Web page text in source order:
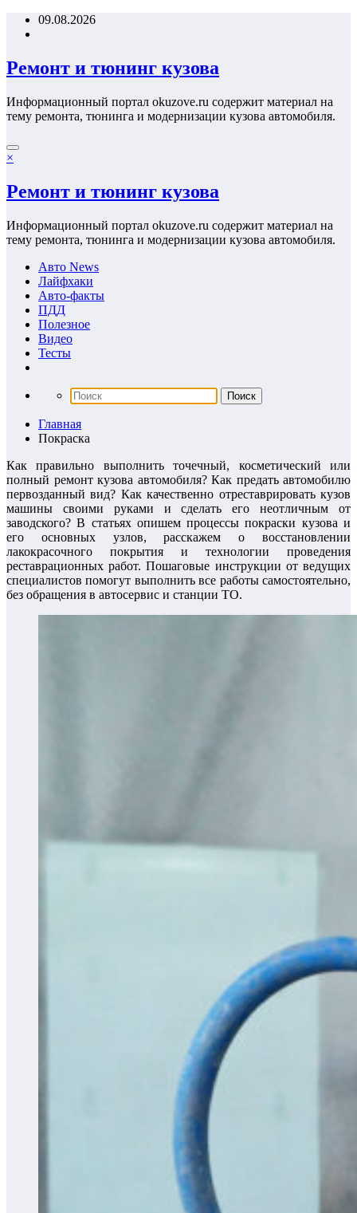
Перейти09.08.2026
Ремонт и тюнинг кузова
Информационный портал okuzove.ru содержит материал на
тему ремонта, тюнинга и модернизации кузова автомобиля.
×
Ремонт и тюнинг кузова
Информационный портал okuzove.ru содержит материал на
тему ремонта, тюнинга и модернизации кузова автомобиля.
Авто News
Лайфхаки
Авто-факты
ПДД
Полезное
Видео
Тесты
Главная
Покраска
Как правильно выполнить точечный, косметический или
полный ремонт кузова автомобиля? Как предать автомобилю
первозданный вид? Как качественно отреставрировать кузов
машины своими руками и сделать его неотличным от
заводского? В статьях опишем процессы покраски кузова и
его основных узлов, расскажем о восстановлении
лакокрасочного покрытия и технологии проведения
реставрационных работ. Пошаговые инструкции от ведущих
специалистов помогут выполнить все работы самостоятельно,
без обращения в автосервис и станции ТО.